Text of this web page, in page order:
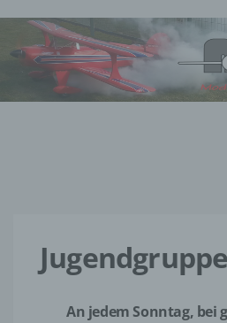
Jugendgruppe
An jedem Sonntag, bei